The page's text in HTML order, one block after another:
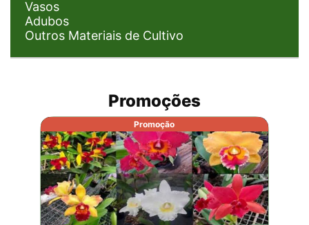
Vasos
Adubos
Outros Materiais de Cultivo
Promoções
Promoção